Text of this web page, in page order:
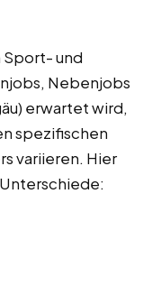
Sport- und
Nebenjobs
erwartet wird,
spezifischen
variieren. Hier